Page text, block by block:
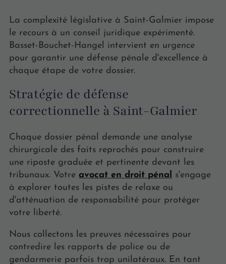
La complexité législative à Saint-Galmier impose
le recours à un conseil juridique expérimenté.
Basset-Bouchet-Hangel intervient en urgence
pour garantir une défense pénale d'excellence à
chaque étape de votre dossier.
Stratégie de défense
correctionnelle à Saint-Galmier
Chaque dossier pénal demande une analyse
chirurgicale des faits reprochés pour construire
une riposte graduée et pertinente devant les
tribunaux. Votreavocat en droit pénal
s'engage
à explorer toutes les pistes de relaxe ou
d'atténuation de responsabilité pour protéger
votre liberté.
Nous collectons les preuves nécessaires pour
contredire les rapports de police ou de
gendarmerie parfois trop unilatéraux. En tant